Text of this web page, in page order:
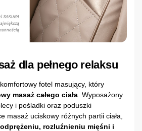
dla pełnego relaksu
fotel masujący, który
masaż całego ciała . Wyposażony
i pośladki oraz poduszki
masaż uciskowy różnych partii ciała,
rozluźnieniu mięśni i